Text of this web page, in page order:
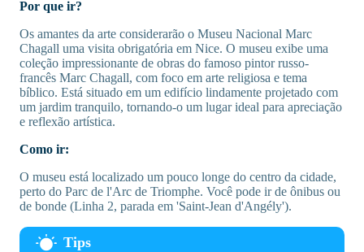
Por que ir?
Os amantes da arte considerarão o Museu Nacional Marc
Chagall uma visita obrigatória em Nice. O museu exibe uma
coleção impressionante de obras do famoso pintor russo-
francês Marc Chagall, com foco em arte religiosa e tema
bíblico. Está situado em um edifício lindamente projetado com
um jardim tranquilo, tornando-o um lugar ideal para apreciação
e reflexão artística.
Como ir:
O museu está localizado um pouco longe do centro da cidade,
perto do Parc de l'Arc de Triomphe. Você pode ir de ônibus ou
de bonde (Linha 2, parada em 'Saint-Jean d'Angély').